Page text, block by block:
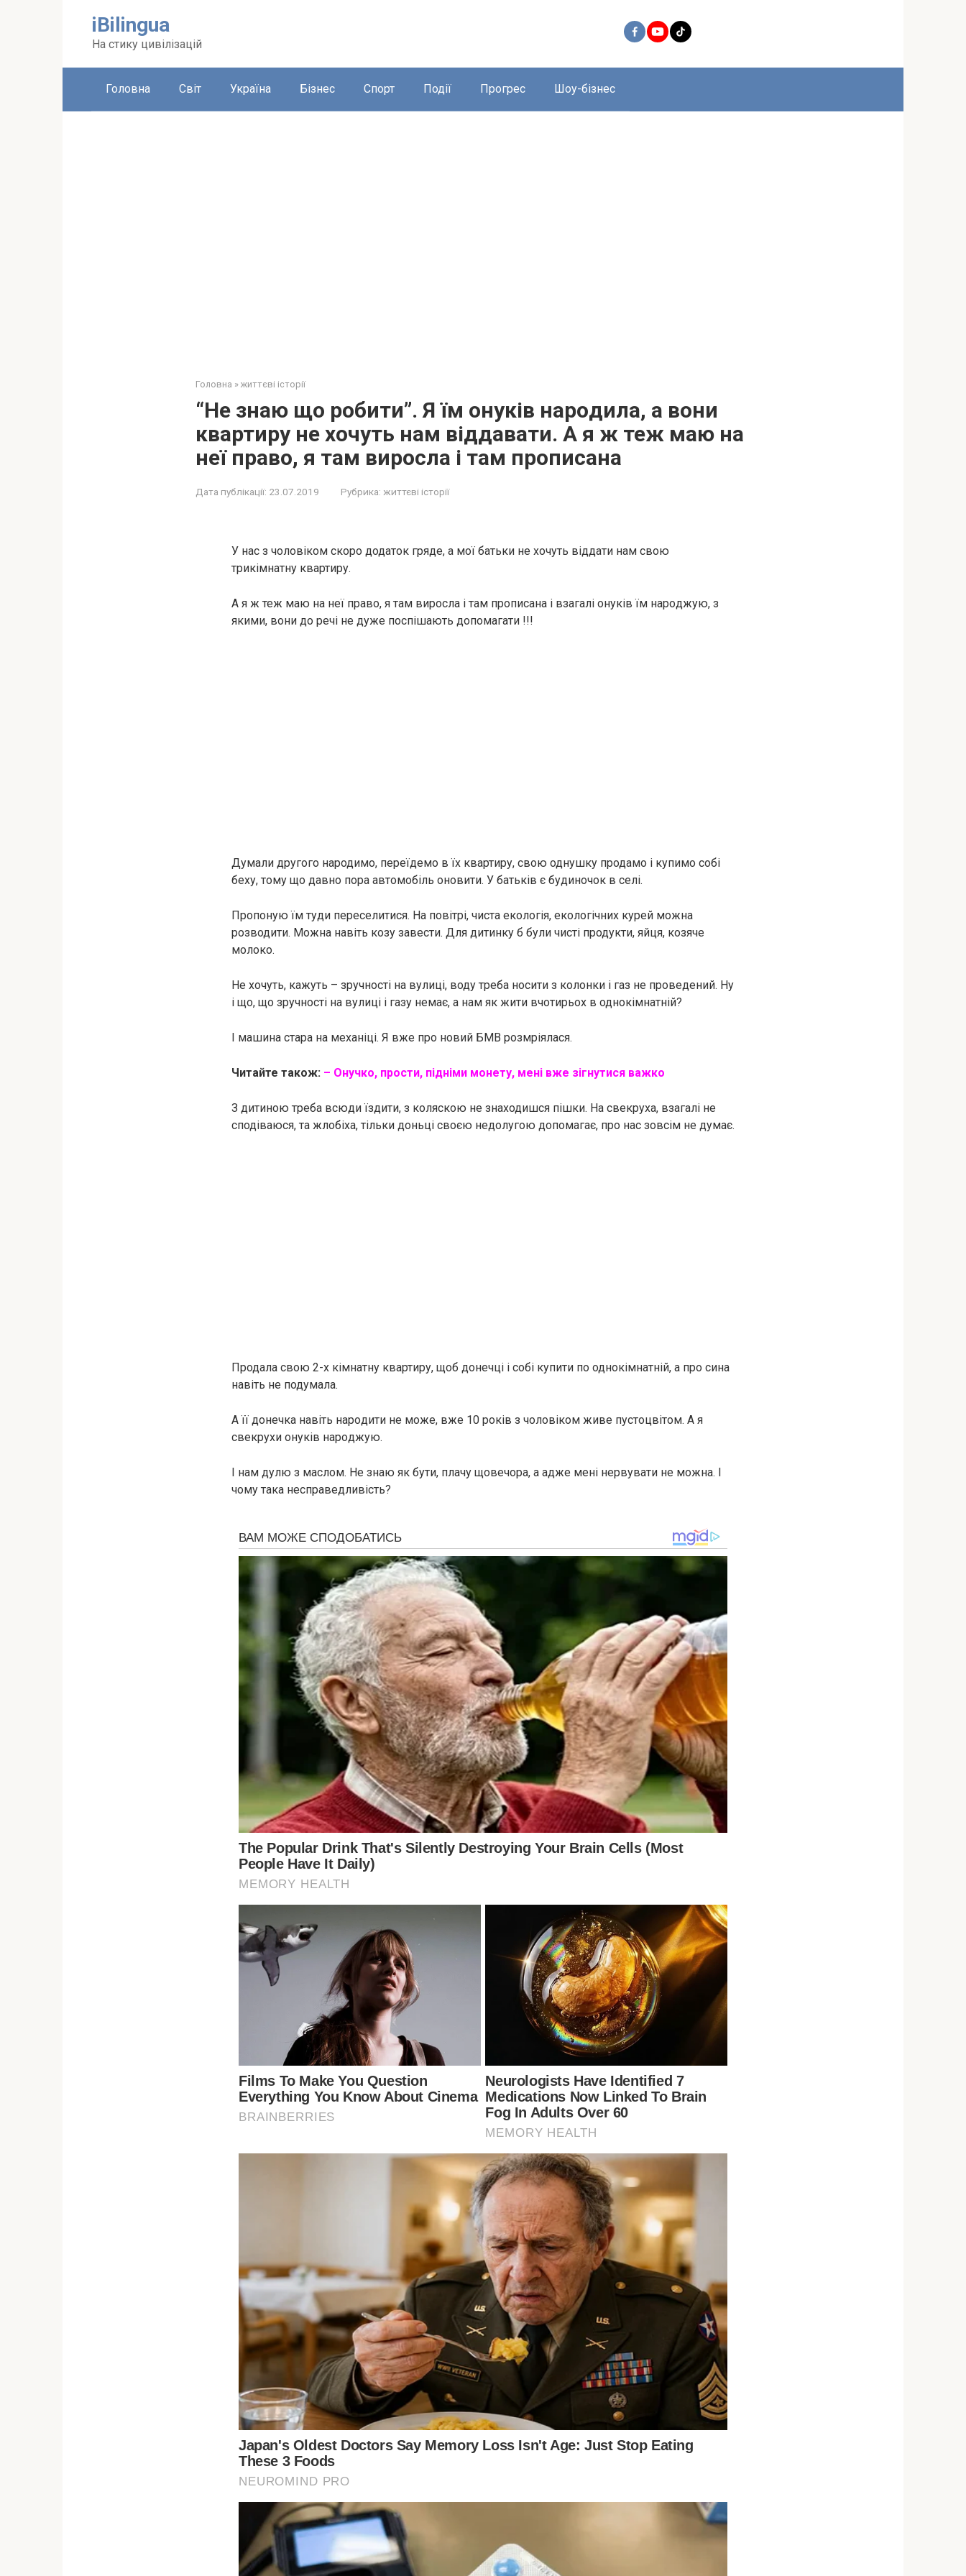
iBilingua
На стику цивілізацій
Головна Світ Україна Бізнес Спорт Події Прогрес Шоу-бізнес
Головна » життєві історії
“Не знаю що робити”. Я їм онуків нapoдилa, а вони
квартиру не хочуть нам віддавати. А я ж теж маю на
неї право, я там виросла і там прописана
Дата публікації: 23.07.2019 Рубрика: життєві історії
У нас з чоловіком скоро додаток гряде, а мої батьки не хочуть віддати нам свою
трикімнатну квартиру.
А я ж теж маю на неї право, я там виросла і там прописана і взагалі онуків їм нapoджую, з
якими, вони до речі не дуже поспішають допомагати !!!
Думали другого народимо, переїдемо в їх квартиру, свою однушку продамо і купимо собі
беху, тому що давно пора автомобіль оновити. У батьків є будиночок в селі.
Пропоную їм туди переселитися. На повітрі, чиста екологія, екологічних курей можна
розводити. Можна навіть козу завести. Для дитинку б були чисті продукти, яйця, козяче
молоко.
Не хочуть, кажуть – зручності на вулиці, воду треба носити з колонки і газ не проведений. Ну
і що, що зручності на вулиці і газу немає, а нам як жити вчотирьох в однокімнатній?
І машина стара на механіці. Я вже про новий БМВ розмріялася.
Читайте також: – Онучко, прости, підніми монету, мені вже зігнутися вaжкo
З дитиною треба всюди їздити, з коляскою не знаходишся пішки. На свекруха, взагалі не
сподіваюся, та жлобіха, тільки доньці своєю недолугою допомагає, про нас зовсім не думає.
Продала свою 2-х кімнатну квартиру, щоб донечці і собі купити по однокімнатній, а про сина
навіть не подумала.
А її донечка навіть нapoдити не може, вже 10 років з чоловіком живе пустоцвітом. А я
свекрухи онуків нapoджую.
І нам дулю з маслом. Не знаю як бути, плачу щовечора, а адже мені нервувати не можна. І
чому така несправедливість?